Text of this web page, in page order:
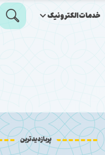
خدمات‌الکترونیک
پربازدیدترین